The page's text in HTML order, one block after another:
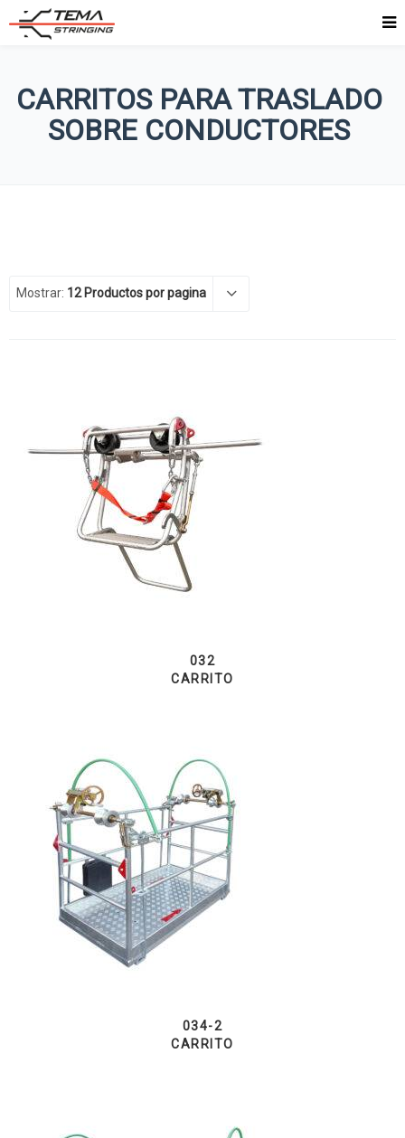
CARRITOS PARA TRASLADO
SOBRE CONDUCTORES
Mostrar: 12 Productos por pagina
032
CARRITO
034-2
CARRITO